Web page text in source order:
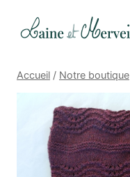
Accueil / Notre boutique